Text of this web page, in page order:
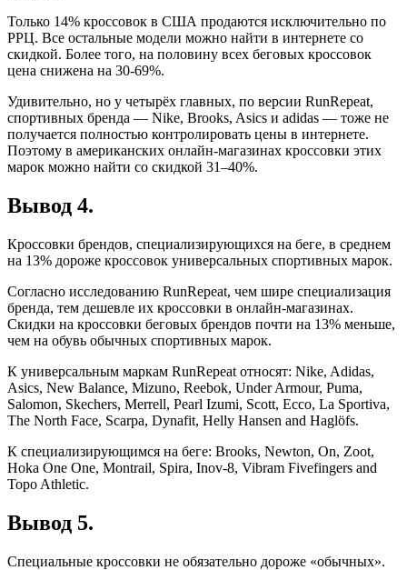
Только 14% кроссовок в США продаются исключительно по
РРЦ. Все остальные модели можно найти в интернете со
скидкой. Более того, на половину всех беговых кроссовок
цена снижена на 30-69%.
Удивительно, но у четырёх главных, по версии RunRepeat,
спортивных бренда — Nike, Brooks, Asics и adidas — тоже не
получается полностью контролировать цены в интернете.
Поэтому в американских онлайн-магазинах кроссовки этих
марок можно найти со скидкой 31–40%.
Вывод 4.
Кроссовки брендов, специализирующихся на беге, в среднем
на 13% дороже кроссовок универсальных спортивных марок.
Согласно исследованию RunRepeat, чем шире специализация
бренда, тем дешевле их кроссовки в онлайн-магазинах.
Скидки на кроссовки беговых брендов почти на 13% меньше,
чем на обувь обычных спортивных марок.
К универсальным маркам RunRepeat относят: Nike, Adidas,
Asics, New Balance, Mizuno, Reebok, Under Armour, Puma,
Salomon, Skechers, Merrell, Pearl Izumi, Scott, Ecco, La Sportiva,
The North Face, Scarpa, Dynafit, Helly Hansen and Haglöfs.
К специализирующимся на беге: Brooks, Newton, On, Zoot,
Hoka One One, Montrail, Spira, Inov-8, Vibram Fivefingers and
Topo Athletic.
Вывод 5.
Специальные кроссовки не обязательно дороже «обычных».